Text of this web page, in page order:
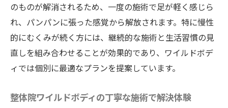
慢性的なむくみ改善にワイルドボディが有
効な訳
整体院ワイルドボディの根本アプローチ術
とは
ボディ流
のものが解消されるため、一度の施術で足が軽く感じら
れ、パンパンに張った感覚から解放されます。特に慢性
的にむくみが続く方には、継続的な施術と生活習慣の見
直しを組み合わせることが効果的であり、ワイルドボデ
ィでは個別に最適なプランを提案しています。
整体院ワイルドボディの丁寧な施術で解決体験